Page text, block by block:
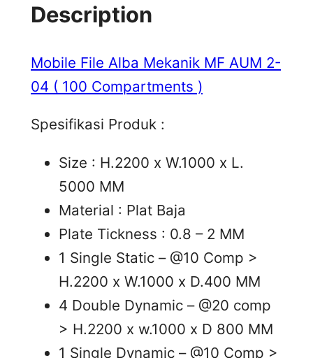
Description
Mobile File Alba Mekanik MF AUM 2-
04 ( 100 Compartments )
Spesifikasi Produk :
Size : H.2200 x W.1000 x L.
5000 MM
Material : Plat Baja
Plate Tickness : 0.8 – 2 MM
1 Single Static – @10 Comp >
H.2200 x W.1000 x D.400 MM
4 Double Dynamic – @20 comp
> H.2200 x w.1000 x D 800 MM
1 Single Dynamic – @10 Comp >